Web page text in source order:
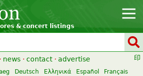
& concert listings
· news · contact · advertise
Deutsch Ελληνικά Español
Français